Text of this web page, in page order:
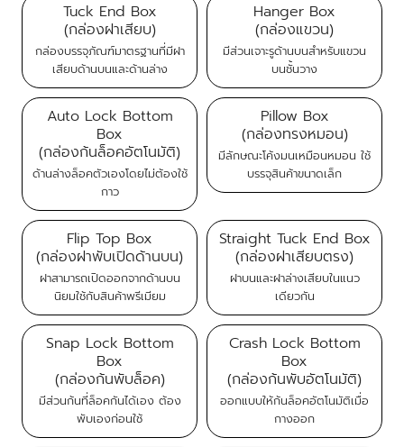
Tuck End Box
(กล่องฝาเสียบ)
กล่องบรรจุภัณฑ์มาตรฐานที่มีฝา
เสียบด้านบนและด้านล่าง
Hanger Box
(กล่องแขวน)
มีส่วนเจาะรูด้านบนสำหรับแขวน
บนชั้นวาง
Auto Lock Bottom
Box
(กล่องก้นล็อคอัตโนมัติ)
ด้านล่างล็อคตัวเองโดยไม่ต้องใช้
กาว
Pillow Box
(กล่องทรงหมอน)
มีลักษณะโค้งมนเหมือนหมอน ใช้
บรรจุสินค้าขนาดเล็ก
Flip Top Box
(กล่องฝาพับเปิดด้านบน)
ฝาสามารถเปิดออกจากด้านบน
นิยมใช้กับสินค้าพรีเมียม
Straight Tuck End Box
(กล่องฝาเสียบตรง)
ฝาบนและฝาล่างเสียบในแนว
เดียวกัน
Snap Lock Bottom
Box
(กล่องก้นพับล็อค)
มีส่วนก้นที่ล็อคกันได้เอง ต้อง
พับเองก่อนใช้
Crash Lock Bottom
Box
(กล่องก้นพับอัตโนมัติ)
ออกแบบให้ก้นล็อคอัตโนมัติเมื่อ
กางออก